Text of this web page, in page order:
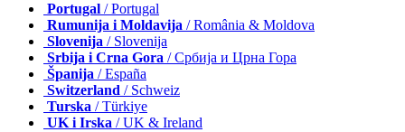
Portugal / Portugal
Rumunija i Moldavija / România & Moldova
Slovenija / Slovenija
Srbija i Crna Gora / Србија и Црна Гора
Španija / España
Switzerland / Schweiz
Turska / Türkiye
UK i Irska / UK & Ireland